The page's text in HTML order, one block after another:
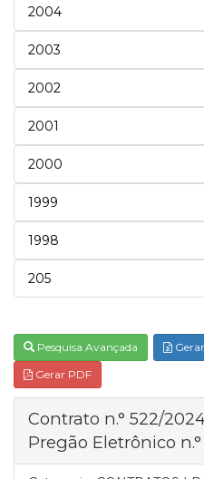
2004
2003
2002
2001
2000
1999
1998
205
Pesquisa Avançada
Gerar PDF
Contrato n.° 522/
Pregão Eletrônico